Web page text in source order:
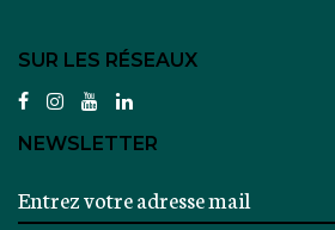
SUR LES RÉSEAUX
facebookinstagram
youtubelinkedin
NEWSLETTER